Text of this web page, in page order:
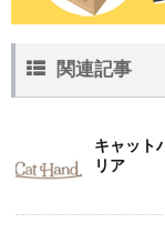
関連記事
キャット
リア